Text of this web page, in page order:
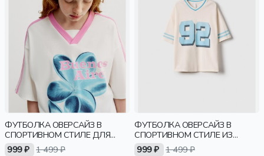
ФУТБОЛКА ОВЕРСАЙЗ В
СПОРТИВНОМ СТИЛЕ ДЛЯ
ДЕВОЧЕК
999 ₽ 1 499 ₽
ФУТБОЛКА ОВЕРСАЙЗ В
СПОРТИВНОМ СТИЛЕ ИЗ
СЕТКИ ДЛЯ ДЕВОЧЕК
999 ₽ 1 499 ₽